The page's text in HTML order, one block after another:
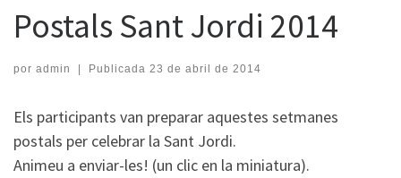
Postals Sant Jordi 2014
por admin Publicada 23 de abril de 2014
Els participants van preparar aquestes setmanes
postals per celebrar la Sant Jordi.
Animeu a enviar-les! (un clic en la miniatura).